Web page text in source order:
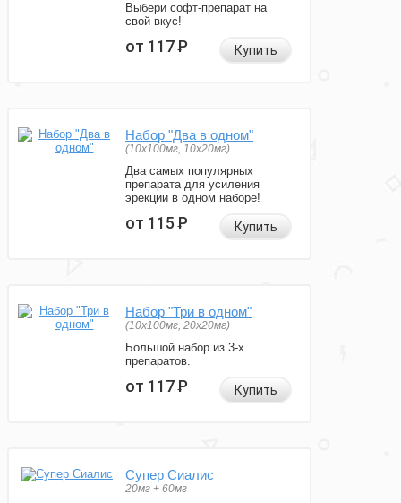
Выбери софт-препарат на
свой вкус!
от 117Р Купить
Набор "Два в одном"
(10x100мг, 10x20мг)
Два самых популярных
препарата для усиления
эрекции в одном наборе!
от 115Р Купить
Набор "Три в одном"
(10x100мг, 20x20мг)
Большой набор из 3-х
препаратов.
от 117Р Купить
Супер Сиалис
20мг + 60мг